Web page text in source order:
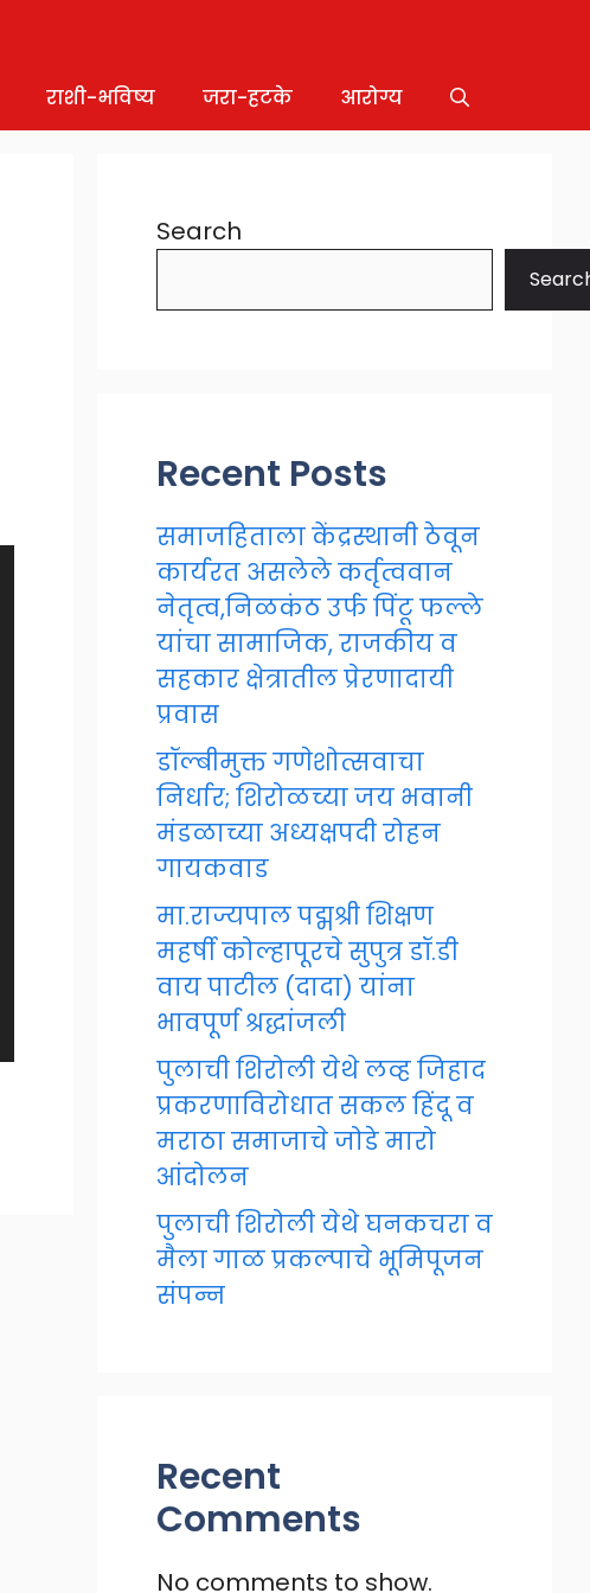
राशी-भविष्य जरा-हटके आरोग्य
Search
Recent Posts
समाजहिताला केंद्रस्थानी ठेवून
कार्यरत असलेले कर्तृत्ववान
नेतृत्व,निळकंठ उर्फ पिंटू फल्ले
यांचा सामाजिक, राजकीय व
सहकार क्षेत्रातील प्रेरणादायी
प्रवास
डॉल्बीमुक्त गणेशोत्सवाचा
निर्धार; शिरोळच्या जय भवानी
मंडळाच्या अध्यक्षपदी रोहन
गायकवाड
मा.राज्यपाल पद्मश्री शिक्षण
महर्षी कोल्हापूरचे सुपुत्र डॉ.डी
वाय पाटील (दादा) यांना
भावपूर्ण श्रद्धांजली
पुलाची शिरोली येथे लव्ह जिहाद
प्रकरणाविरोधात सकल हिंदू व
मराठा समाजाचे जोडे मारो
आंदोलन
पुलाची शिरोली येथे घनकचरा व
मैला गाळ प्रकल्पाचे भूमिपूजन
संपन्न
Recent
Comments
No comments to show.